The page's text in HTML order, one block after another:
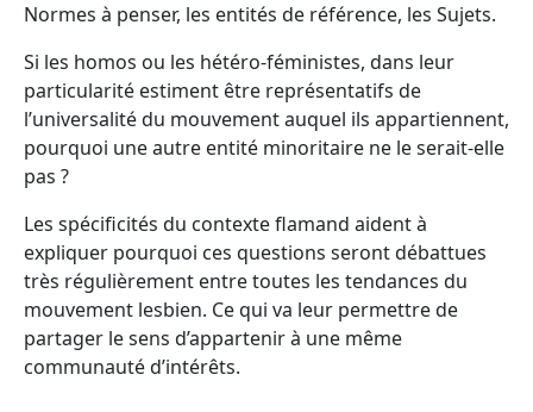
Normes à penser, les entités de référence, les Sujets.
Si les homos ou les hétéro-féministes, dans leur
particularité estiment être représentatifs de
l’universalité du mouvement auquel ils appartiennent,
pourquoi une autre entité minoritaire ne le serait-elle
pas ?
Les spécificités du contexte flamand aident à
expliquer pourquoi ces questions seront débattues
très régulièrement entre toutes les tendances du
mouvement lesbien. Ce qui va leur permettre de
partager le sens d’appartenir à une même
communauté d’intérêts.